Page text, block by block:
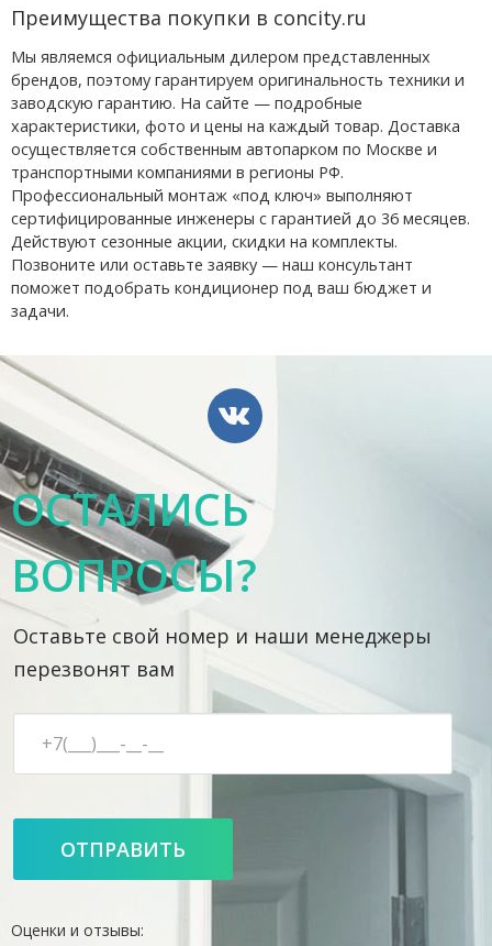
Преимущества покупки в concity.ru
Мы являемся официальным дилером представленных
брендов, поэтому гарантируем оригинальность техники и
заводскую гарантию. На сайте — подробные
характеристики, фото и цены на каждый товар. Доставка
осуществляется собственным автопарком по Москве и
транспортными компаниями в регионы РФ.
Профессиональный монтаж «под ключ» выполняют
сертифицированные инженеры с гарантией до 36 месяцев.
Действуют сезонные акции, скидки на комплекты.
Позвоните или оставьте заявку — наш консультант
поможет подобрать кондиционер под ваш бюджет и
задачи.
ОСТАЛИСЬ
ВОПРОСЫ?
Оставьте свой номер и наши менеджеры
перезвонят вам
Оценки и отзывы: